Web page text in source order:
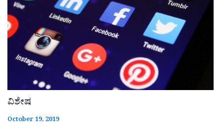
ವಿಶೇಷ
October 19, 2019